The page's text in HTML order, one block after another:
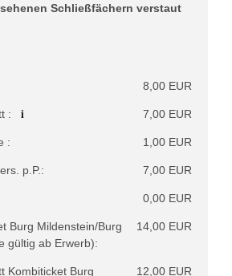
Schließfächern verstaut
8,00 EUR
: i 7,00 EUR
: 1,00 EUR
p.P.: 7,00 EUR
0,00 EUR
Burg Mildenstein/Burg
gültig ab Erwerb):
14,00 EUR
Kombiticket Burg
12,00 EUR